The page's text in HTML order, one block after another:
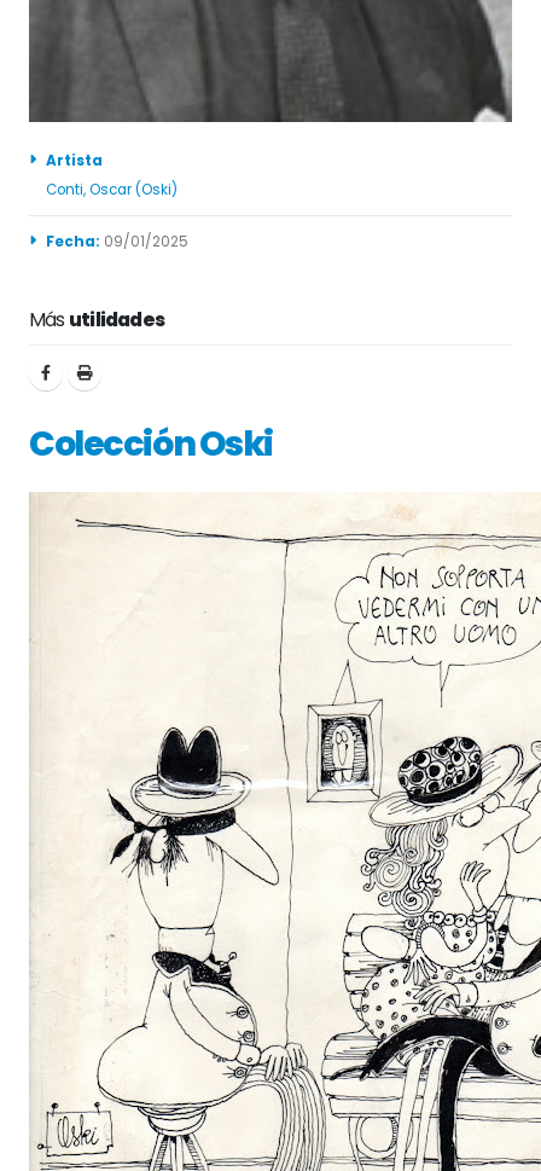
Artista
Conti, Oscar (Oski)
Fecha: 09/01/2025
Más utilidades
Colección Oski